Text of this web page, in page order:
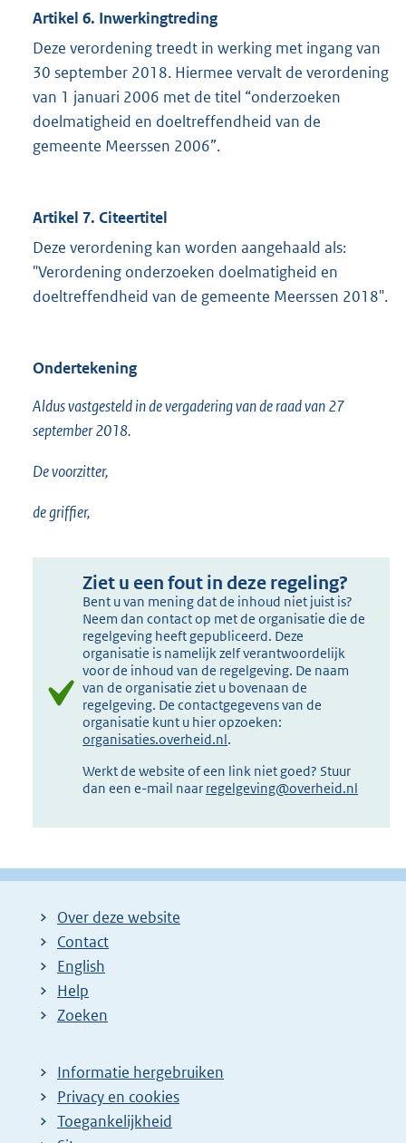
Artikel 6. Inwerkingtreding
Deze verordening treedt in werking met ingang van
30 september 2018. Hiermee vervalt de verordening
van 1 januari 2006 met de titel “onderzoeken
doelmatigheid en doeltreffendheid van de
gemeente Meerssen 2006”.
Artikel 7. Citeertitel
Deze verordening kan worden aangehaald als:
"Verordening onderzoeken doelmatigheid en
doeltreffendheid van de gemeente Meerssen 2018".
Ondertekening
Aldus vastgesteld in de vergadering van de raad van 27
september 2018.
De voorzitter,
de griffier,
Ziet u een fout in deze regeling?
Bent u van mening dat de inhoud niet juist is?
Neem dan contact op met de organisatie die de
regelgeving heeft gepubliceerd. Deze
organisatie is namelijk zelf verantwoordelijk
voor de inhoud van de regelgeving. De naam
van de organisatie ziet u bovenaan de
regelgeving. De contactgegevens van de
organisatie kunt u hier opzoeken:
organisaties.overheid.nl.
Werkt de website of een link niet goed? Stuur
dan een e-mail naar regelgeving@overheid.nl
Over deze website
Contact
English
Help
Zoeken
Informatie hergebruiken
Privacy en cookies
Toegankelijkheid